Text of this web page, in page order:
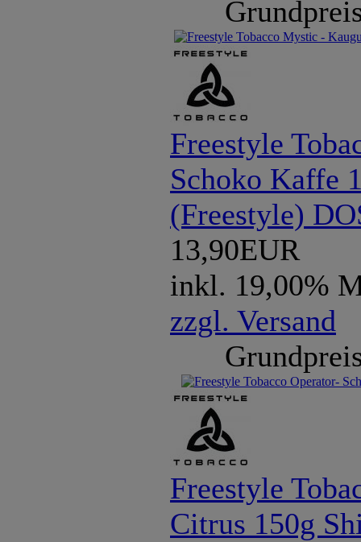
Freestyle
Schoko Kaffe
(Freestyle)
13,90EUR
inkl. 19,00%
zzgl. Versand
Freestyle
Citrus 150g